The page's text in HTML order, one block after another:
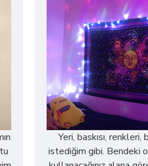
Yeri, baskısı,
istediğim gibi. Bendeki